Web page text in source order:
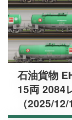
石油貨物
15両 2084
（2025/12/